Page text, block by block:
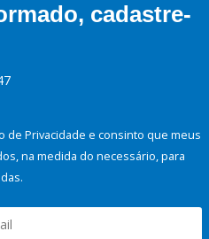
cadastre-
de Privacidade e consinto que meus
na medida do necessário, para